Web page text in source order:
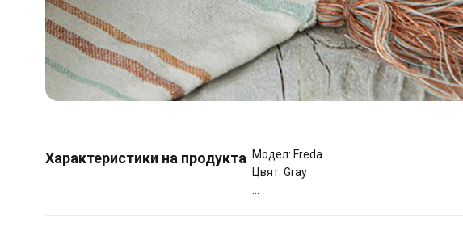
Характеристики на продукта
Модел: Freda
Цвят: Gray